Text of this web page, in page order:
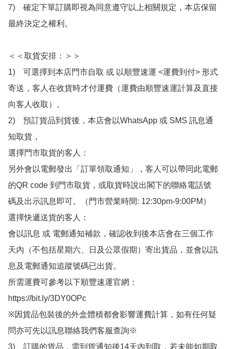
7)　確定下單訂購即視為同意遵守以上相關規定，本店保留
最終決定之權利。
＜＜取貨安排：＞＞
1)　可選擇到本店門市自取 或 以順豐速運 <運費到付> 形式
寄送，客人在收貨時才付運費（運費由順豐速運計算及直接
向客人收取）。
2)　預訂貨品到貨後，本店會以WhatsApp 或 SMS 訊息通
知取貨，
選擇門市取貨的客人：
另外會以電郵發出「訂單領取通知」，客人可以帶同此電郵
的QR code 到門市取貨，或取貨時說出閣下的聯絡電話號
碼及出示訊息即可。（門市營業時間: 12:30pm-9:00PM）
選擇快遞送貨的客人：
會以訊息 或 電郵通知補款，確認收到後本店會在三個工作
天內（不包括星期六、日及公眾假期）寄出貨品，並會以訊
息及電郵通知追蹤號碼已出貨。
所需運費可參考以下順豐速運官網：
https://bit.ly/3DY0OPc
※因貨品包裝後的外盒體積都會影響運費計算，如有任何疑
問亦可先以訊息聯絡我們客服查詢※
3)　訂購的貨品，需到貨通知後14天內到取，若未能如期取